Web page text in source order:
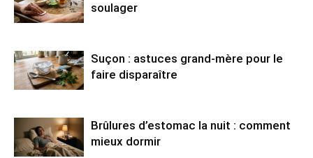
soulager
Suçon : astuces grand-mère pour le
faire disparaître
Brûlures d’estomac la nuit : comment
mieux dormir